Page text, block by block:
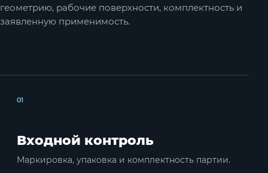
геометрию, рабочие поверхности, комплектность и
заявленную применимость.
01
Входной контроль
Маркировка, упаковка и комплектность партии.